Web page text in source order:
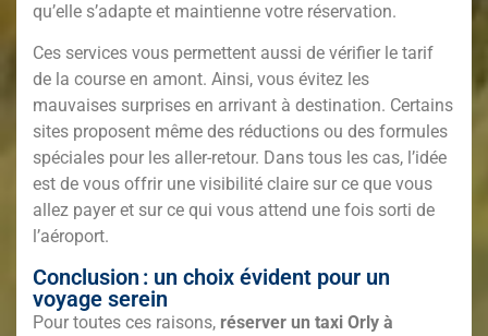
qu’elle s’adapte et maintienne votre réservation.
Ces services vous permettent aussi de vérifier le tarif
de la course en amont. Ainsi, vous évitez les
mauvaises surprises en arrivant à destination. Certains
sites proposent même des réductions ou des formules
spéciales pour les aller-retour. Dans tous les cas, l’idée
est de vous offrir une visibilité claire sur ce que vous
allez payer et sur ce qui vous attend une fois sorti de
l’aéroport.
Conclusion : un choix évident pour un
voyage serein
Pour toutes ces raisons, réserver un taxi Orly à